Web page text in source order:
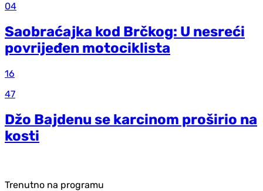
04
Saobraćajka kod Brčkog: U nesreći
povrijeđen motociklista
16
47
Džo Bajdenu se karcinom proširio na
kosti
Trenutno na programu